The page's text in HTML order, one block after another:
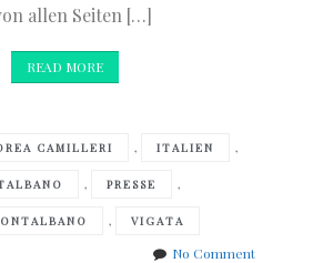
allen Seiten […]
READ MORE
CAMILLERI , ITALIEN ,
, PRESSE ,
, VIGATA
No Commenton